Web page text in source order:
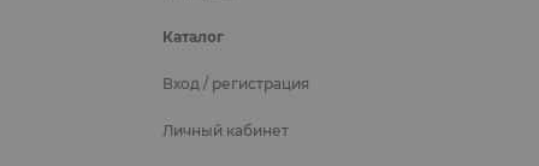
Каталог
Вход / регистрация
Личный кабинет